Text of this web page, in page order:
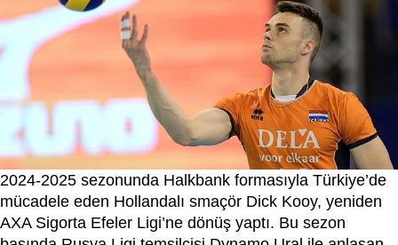
2024-2025 sezonunda Halkbank formasıyla Türkiye’de
mücadele eden Hollandalı smaçör Dick Kooy, yeniden
AXA Sigorta Efeler Ligi’ne dönüş yaptı. Bu sezon